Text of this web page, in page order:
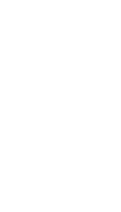
aux massifs
préfectoral et